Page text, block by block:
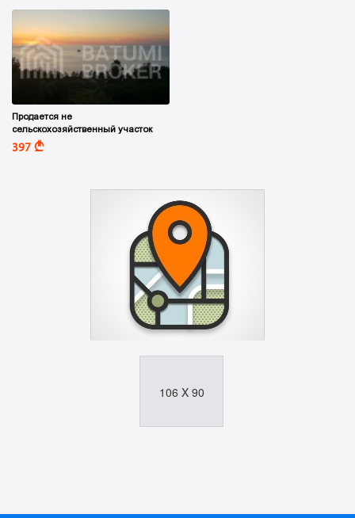
Продается не
сельскохозяйственный участок
397 A
106 X 90